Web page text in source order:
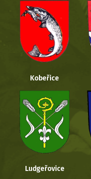
Kobeřice
Ludgeřovice